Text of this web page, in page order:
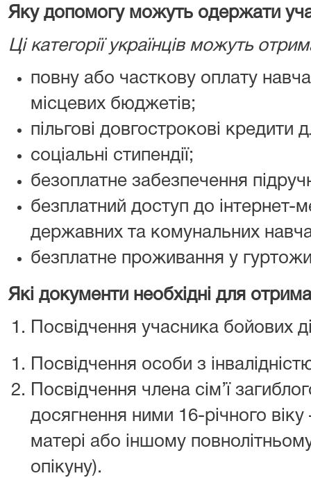
Яку допомогу можуть одержати
Ці категорії українців можуть
повну або часткову оплату
місцевих бюджетів;
пільгові довгострокові кредити
соціальні стипендії;
безоплатне забезпечення
безплатний доступ до інтернет-
державних та комунальних
безплатне проживання у
Які документи необхідні для
Посвідчення учасника бойових
Посвідчення особи з
Посвідчення члена сім’ї
досягнення ними 16-річного
матері або іншому
опікуну).